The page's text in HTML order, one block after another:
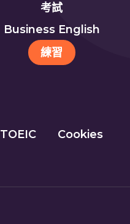
考試
Business English
練習
TOEIC Cookies